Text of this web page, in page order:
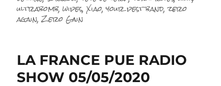
ultrabomb,wipes,Xiao,your pest band,zero
again,Zero Gain
LA FRANCE PUE RADIO
SHOW 05/05/2020